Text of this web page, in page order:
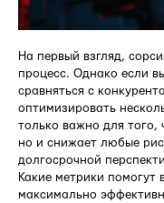
На первый взгляд,
процесс. Однако если
сравняться с
оптимизировать
только важно для того,
но и снижает любые
долгосрочной
Какие метрики помогут
максимально